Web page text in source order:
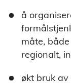
å
måte,
regionalt,
økt bruk